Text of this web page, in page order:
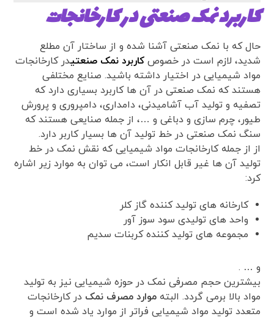
کاربرد نمک صنعتی در کارخانجات
حال که با نمک صنعتی آشنا شده و از ساختار آن مطلع
شدید، لازم است در خصوصکاربرد نمک صنعتیدر کارخانجات
مواد شیمیایی در اختیار داشته باشید. صنایع مختلفی
هستند که نمک صنعتی در آن ها کاربرد بسیاری دارد که
تصفیه و تولید آب آشامیدنی، دامداری، دامپروری و پرورش
طیور، چرم سازی و دباغی و …، از جمله صنایعی هستند که
سنگ نمک صنعتی در خط تولید آن ها بسیار کاربر دارد.
از از جمله کارخانجات مواد شیمیایی که نقش نمک در خط
تولید آن ها غیر قابل انکار است، می توان به موارد زیر اشاره
کرد:
کارخانه های تولید کننده گاز کلر
واحد های تولیدی سود سوز آور
مجموعه های تولید کننده کربنات سدیم
و … .
بیشترین حجم مصرفی نمک در حوزه شیمیایی نیز به تولید
مواد بالا برمی گردد. البتهموارد مصرف نمک در کارخانجات
متعدد تولید مواد شیمیایی فراتر از موارد یاد شده است و